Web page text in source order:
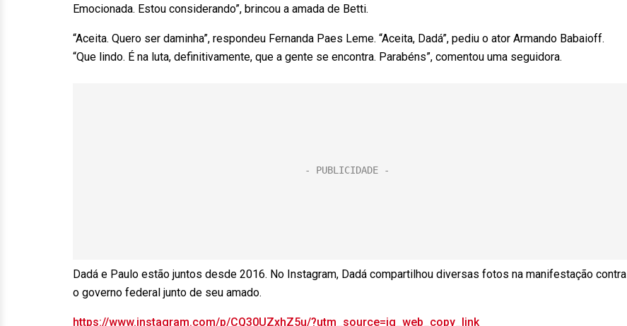
Emocionada. Estou considerando”, brincou a amada de Betti.
“Aceita. Quero ser daminha”, respondeu Fernanda Paes Leme. “Aceita, Dadá”, pediu o ator Armando Babaioff.
“Que lindo. É na luta, definitivamente, que a gente se encontra. Parabéns”, comentou uma seguidora.
Dadá e Paulo estão juntos desde 2016. No Instagram, Dadá compartilhou diversas fotos na manifestação contra
o governo federal junto de seu amado.
https://www.instagram.com/p/CQ30UZxhZ5u/?utm_source=ig_web_copy_link